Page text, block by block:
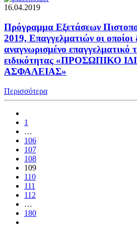
16.04.2019
Πρόγραμμα Εξετάσεων
2019, Επαγγελματιών οι οποίοι
αναγνωρισμένο επαγγελματικό
ειδικότητας «ΠΡΟΣΩΠΙΚΟ
ΑΣΦΑΛΕΙΑΣ»
Περισσότερα
1
…
106
107
108
109
110
111
112
…
180